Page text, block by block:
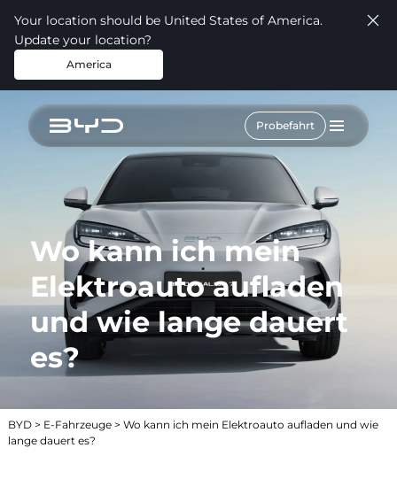
Your location should be United States of America.
Update your location?
America
Probefahrt
Wo kann ich mein
Elektroauto aufladen
und wie lange dauert
es?
BYD> E-Fahrzeuge> Wo kann ich mein Elektroauto aufladen und wie
lange dauert es?